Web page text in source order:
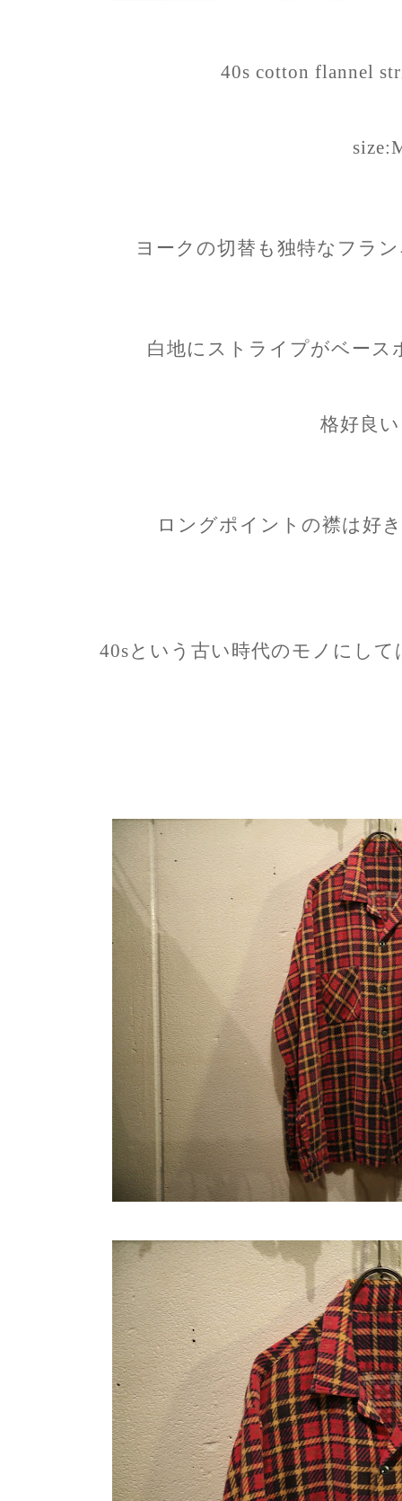
40s cotton flannel
ヨークの切替も独特なフラ
白地にストライプがベース
格好良
ロングポイントの襟は好
40sという古い時代のモノにし